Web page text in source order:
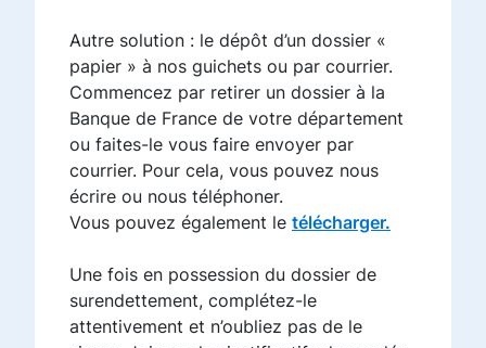
Autre solution : le dépôt d’un dossier «
papier » à nos guichets ou par courrier.
Commencez par retirer un dossier à la
Banque de France de votre département
ou faites-le vous faire envoyer par
courrier. Pour cela, vous pouvez nous
écrire ou nous téléphoner.
Vous pouvez également le télécharger.
Une fois en possession du dossier de
surendettement, complétez-le
attentivement et n’oubliez pas de le